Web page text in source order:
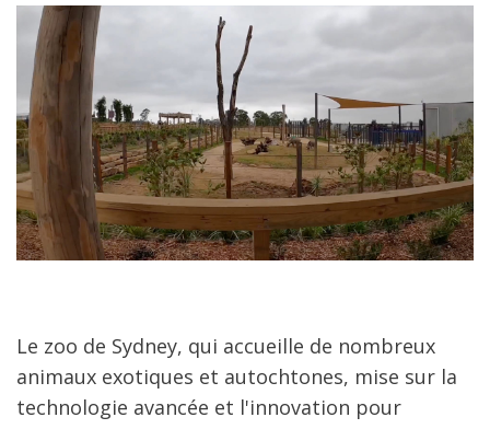
Le zoo de Sydney, qui accueille de nombreux
animaux exotiques et autochtones, mise sur la
technologie avancée et l'innovation pour